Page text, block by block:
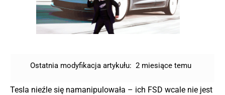
Ostatnia modyfikacja artykułu: 2 miesiące temu
Tesla nieźle się namanipulowała – ich FSD wcale nie jest